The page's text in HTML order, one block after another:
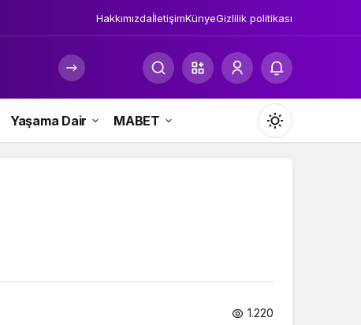
HakkımızdaİletişimKünyeGizlilik politikası
Yaşama Dair MABET
Mod
değiştir
1.220